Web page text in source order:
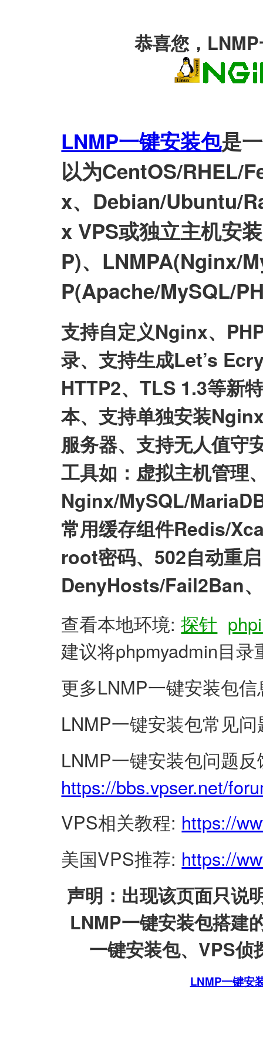
恭喜您，
LNMP一键安装包是
以为CentOS/RHEL/
x、Debian/Ubuntu/
x VPS或独立主机安
P)、LNMPA(Nginx/
P(Apache/MySQL/
支持自定义Nginx、
录、支持生成Let’s
HTTP2、TLS 1.3等新
本、支持单独安装
服务器、支持无人值守
工具如：虚拟主机管理
Nginx/MySQL/
常用缓存组件Redis/
root密码、502自动重
DenyHosts/Fail2Ban
查看本地环境:探针
建议将phpmyadmin目
更多LNMP一键安装包
LNMP一键安装包常见
LNMP一键安装包问题
https://bbs.vpser.net/
VPS相关教程: https://
美国VPS推荐: https://
声明：出现该页面只说
LNMP一键安装包搭建
一键安装包、VPS
LNMP一键安